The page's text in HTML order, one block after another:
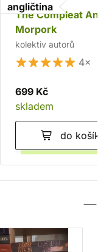
angličtina
The Compleat
Morpork
kolektiv autorů
4×
699 Kč
skladem
do košíku